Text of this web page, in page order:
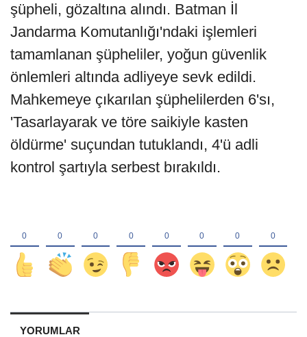
şüpheli, gözaltına alındı. Batman İl
Jandarma Komutanlığı'ndaki işlemleri
tamamlanan şüpheliler, yoğun güvenlik
önlemleri altında adliyeye sevk edildi.
Mahkemeye çıkarılan şüphelilerden 6'sı,
'Tasarlayarak ve töre saikiyle kasten
öldürme' suçundan tutuklandı, 4'ü adli
kontrol şartıyla serbest bırakıldı.
YORUMLAR